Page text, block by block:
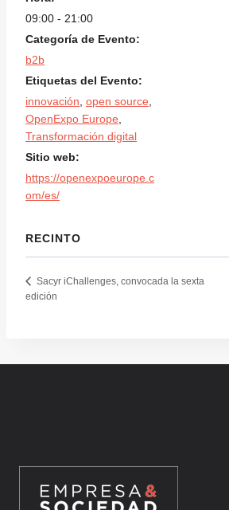
09:00 - 21:00
Categoría de Evento:
b2b
Etiquetas del Evento:
innovación, open source,
OpenExpo Europe,
Transformación digital
Sitio web:
https://openexpoeurope.c
om/es/
RECINTO
Sacyr iChallenges, convocada la sexta
edición